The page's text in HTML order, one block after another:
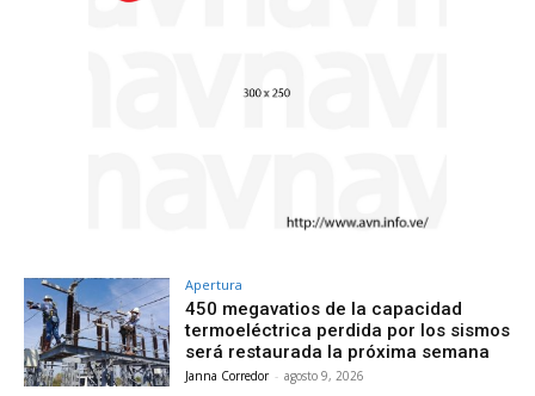
Apertura
450 megavatios de la capacidad
termoeléctrica perdida por los sismos
será restaurada la próxima semana
Janna Corredor - agosto 9, 2026